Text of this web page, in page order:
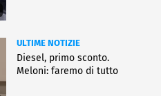
ULTIME NOTIZIE
Diesel, primo sconto.
Meloni: faremo di tutto